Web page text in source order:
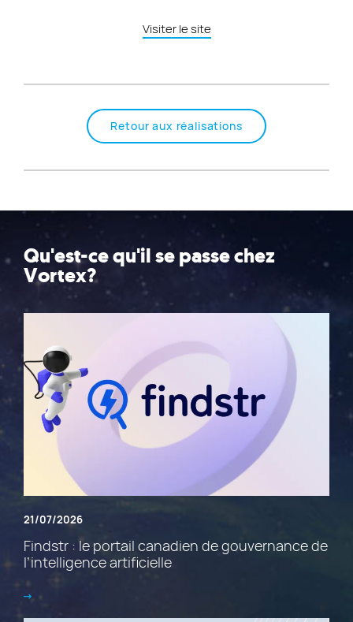
Visiter le site
Retour aux réalisations
Qu'est-ce qu'il se passe chez
Vortex?
21/07/2026
Findstr : le portail canadien de gouvernance de
l’intelligence artificielle